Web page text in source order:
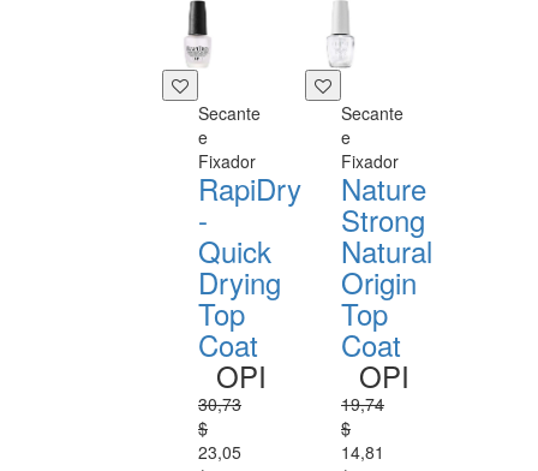
Secante
e
Fixador
RapiDry
-
Quick
Drying
Top
Coat
OPI
30,73
$
23,05
Secante
e
Fixador
Nature
Strong
Natural
Origin
Top
Coat
OPI
19,74
$
14,81